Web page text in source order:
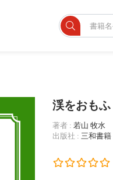
渓をおもふ
著者 : 若山 牧水
出版社 : 三和書籍